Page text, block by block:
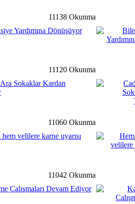
detay ›
Yeni Devlet Hastanesinde
detay ›
Bu Hafta Pazartesi
detay ›
detay ›
11138 Okunma
Yardımına Dönüşüyor
11120 Okunma
Sokaklar Kardan
11060 Okunma
velilere karne uyarısı
11042 Okunma
Çalışmaları Devam Ediyor